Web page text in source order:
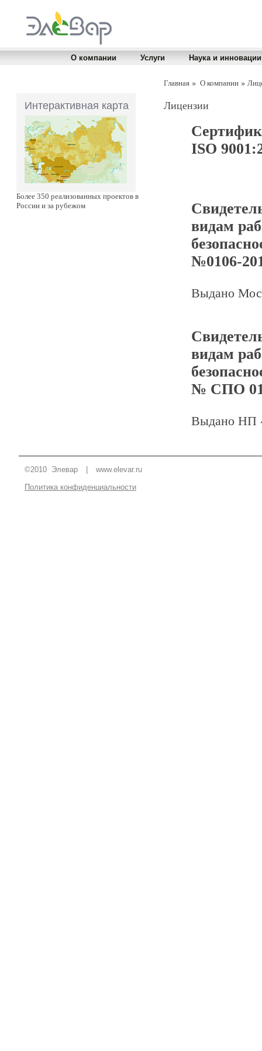
О компании Услуги Наука и инновации
Интерактивная карта
Более 350 реализованных проектов в
России и за рубежом
Главная О компании
Лицензии
ISO
видам
№0106-
Выдано
видам
№ СПО
Выдано
©2010 Элевар
www.elevar.ru
Политика конфиденциальности